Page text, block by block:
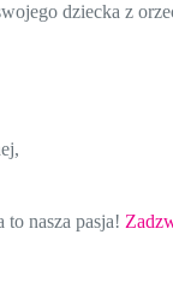
dziecka z
nasza pasja!